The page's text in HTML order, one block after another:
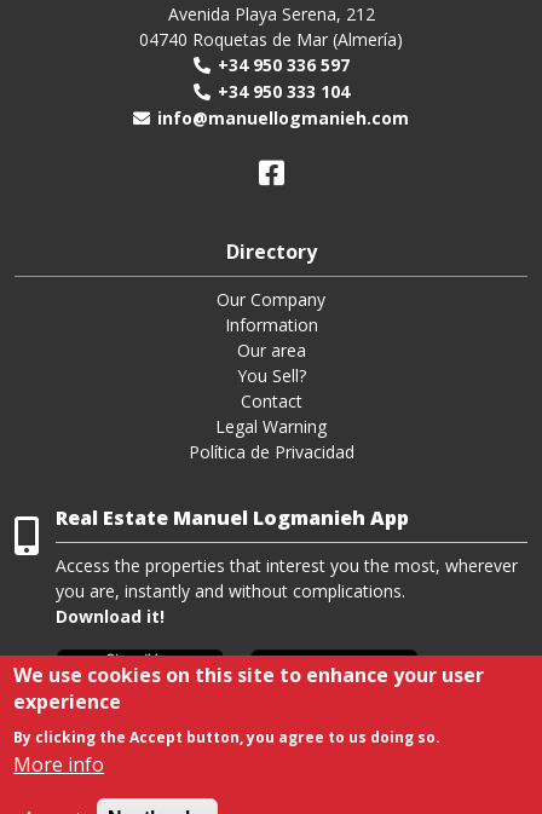
Avenida Playa Serena, 212
04740 Roquetas de Mar (Almería)
+34 950 336 597
+34 950 333 104
info@manuellogmanieh.com
Directory
Our Company
Information
Our area
You Sell?
Contact
Legal Warning
Política de Privacidad
Real Estate Manuel Logmanieh App
Access the properties that interest you the most, wherever
you are, instantly and without complications.
Download it!
We use cookies on this site to enhance your user
experience
By clicking the Accept button, you agree to us doing so.
More info